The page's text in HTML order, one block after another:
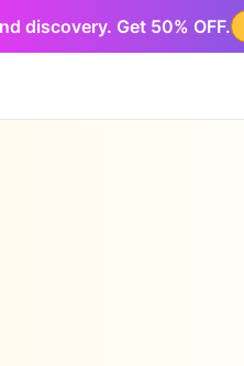
discovery. Get 50% OFF.